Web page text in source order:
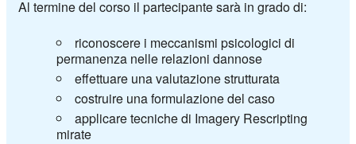
Al termine del corso il partecipante sarà in grado di:
riconoscere i meccanismi psicologici di
permanenza nelle relazioni dannose
effettuare una valutazione strutturata
costruire una formulazione del caso
applicare tecniche di Imagery Rescripting
mirate